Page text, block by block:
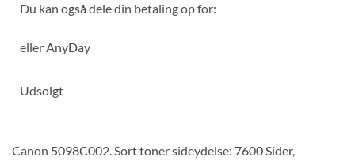
Du kan også dele din betaling op for:
ellerAnyDay
Udsolgt
Canon 5098C002. Sort toner sideydelse: 7600 Sider,